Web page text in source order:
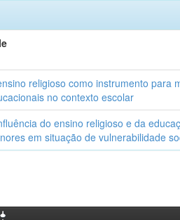
religioso como instrumento para
no contexto escolar
do ensino religioso e da
em situação de vulnerabilidade